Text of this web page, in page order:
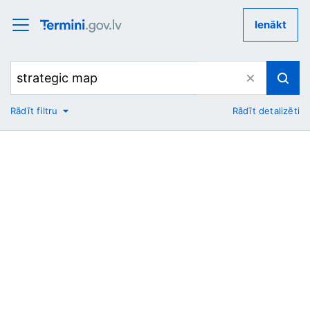
Ienākt
No
Rādīt filtru Rādīt detalizēti